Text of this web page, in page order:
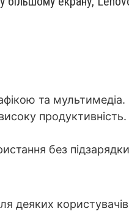
та мультимедіа.
продуктивність.
без
деяких